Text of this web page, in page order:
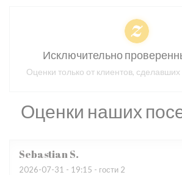
Оценки наших
SebastianS
2026-07-31 - 19:15 - гости 2
Исключительно
Оценки только от клиентов,